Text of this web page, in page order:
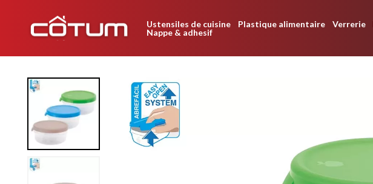
Ustensiles de cuisine Plastique alimentaire Verrerie
Nappe & adhesif